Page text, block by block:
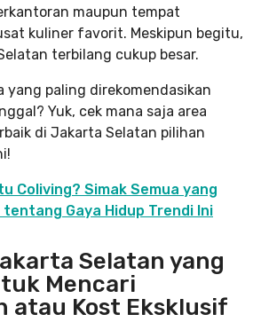
maupun tempat
kuliner favorit. Meskipun begitu,
terbilang cukup besar.
yang paling direkomendasikan
Yuk, cek mana saja area
di Jakarta Selatan pilihan
Coliving? Simak Semua yang
tentang Gaya Hidup Trendi Ini
Selatan yang
Mencari
atau Kost Eksklusif